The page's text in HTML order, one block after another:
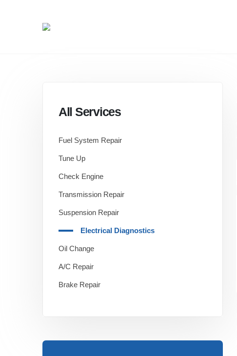
All Services
Fuel System Repair
Tune Up
Check Engine
Transmission Repair
Suspension Repair
Electrical Diagnostics
Oil Change
A/C Repair
Brake Repair